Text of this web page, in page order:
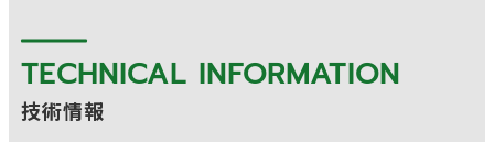
TECHNICAL INFORMATION
技術情報